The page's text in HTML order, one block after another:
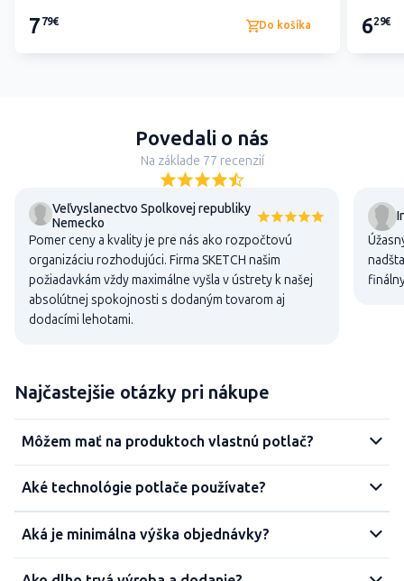
7 79€ Do košíka 629€
Povedali o nás
Na základe 77 recenzií
Veľvyslanectvo Spolkovej republiky
Nemecko
Pomer ceny a kvality je pre nás ako rozpočtovú
organizáciu rozhodujúci. Firma SKETCH našim
požiadavkám vždy maximálne vyšla v ústrety k našej
absolútnej spokojnosti s dodaným tovarom aj
dodacími lehotami.
Najčastejšie otázky pri nákupe
Môžem mať na produktoch vlastnú potlač?
Aké technológie potlače používate?
Aká je minimálna výška objednávky?